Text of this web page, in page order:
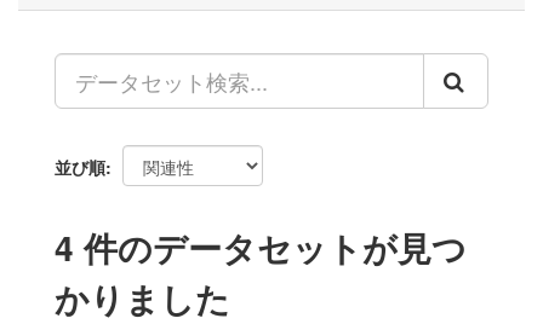
並び順
4 件のデータセットが見つ
かりました